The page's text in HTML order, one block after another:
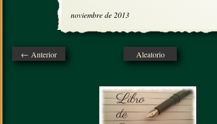
noviembre de 2013
← Anterior Aleatorio